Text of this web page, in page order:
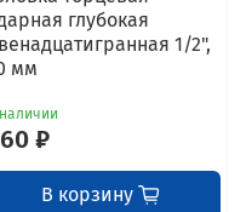
глубокая
1/2",
мм
₽
В корзину